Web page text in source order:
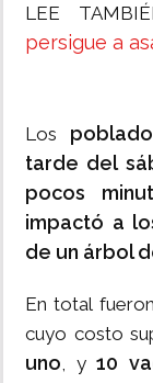
LEE
persigue a
Los
tarde del
pocos
impactó a
de un árbol
En total fueron
cuyo costo
uno, y10